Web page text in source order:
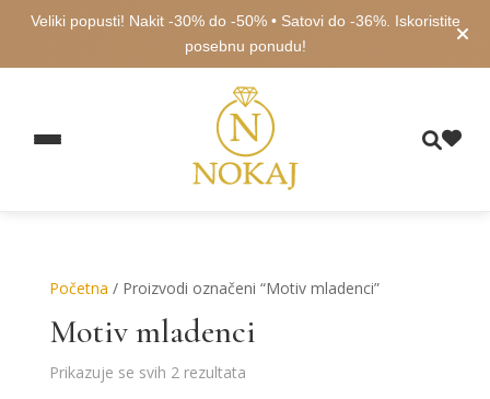
Veliki popusti! Nakit -30% do -50% • Satovi do -36%. Iskoristite
posebnu ponudu!
Početna / Proizvodi označeni “Motiv mladenci”
Motiv mladenci
Prikazuje se svih 2 rezultataPoredano